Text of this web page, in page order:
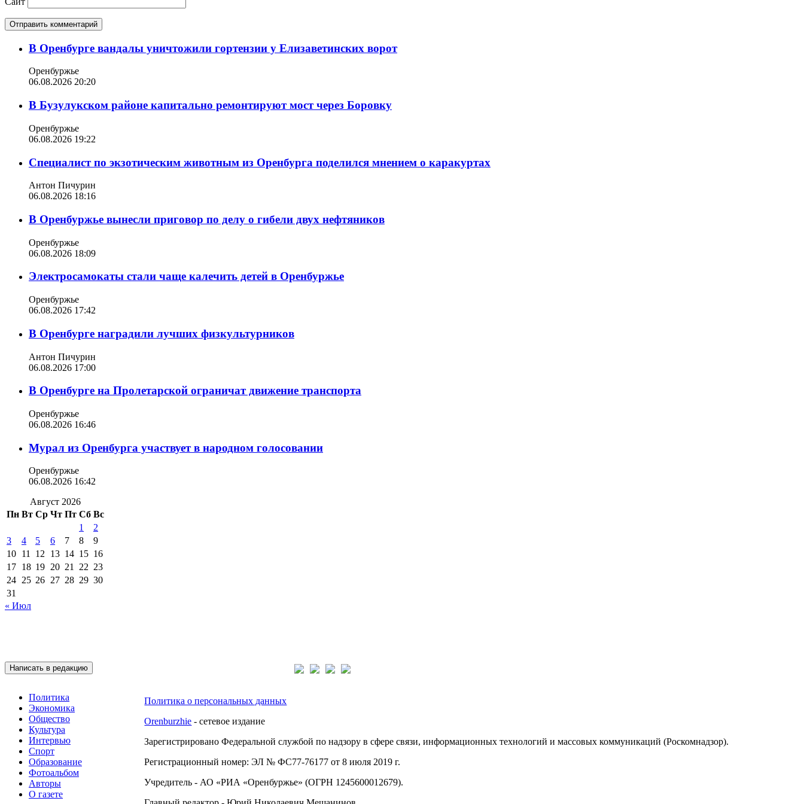
В Оренбурге вандалы уничтожили гортензии у Елизаветинских ворот
Оренбуржье
06.08.2026 20:20
В Бузулукском районе капитально ремонтируют мост через Боровку
Оренбуржье
06.08.2026 19:22
Специалист по экзотическим животным из Оренбурга поделился мнением о каракуртах
Антон Пичурин
06.08.2026 18:16
В Оренбуржье вынесли приговор по делу о гибели двух нефтяников
Оренбуржье
06.08.2026 18:09
Электросамокаты стали чаще калечить детей в Оренбуржье
Оренбуржье
06.08.2026 17:42
В Оренбурге наградили лучших физкультурников
Антон Пичурин
06.08.2026 17:00
В Оренбурге на Пролетарской ограничат движение транспорта
Оренбуржье
06.08.2026 16:46
Мурал из Оренбурга участвует в народном голосовании
Оренбуржье
06.08.2026 16:42
Август 2026
Пн Вт Ср Чт Пт Сб Вс
1
2
3
4 5 6 7 8
9
10 11 12 13 14 15 16
17 18 19 20 21 22 23
24 25 26 27 28 29 30
31
« Июл
Написать в редакцию
Политика
Экономика
Общество
Культура
Интервью
Спорт
Образование
Фотоальбом
Авторы
О газете
Политика о персональных данных
Orenburzhie - сетевое издание
Зарегистрировано Федеральной службой по надзору в сфере связи, информационных технологий и массовых коммуникаций (Роскомнадзор).
Регистрационный номер: ЭЛ № ФС77-76177 от 8 июля 2019 г.
Учредитель - АО «РИА «Оренбуржье» (ОГРН 1245600012679).